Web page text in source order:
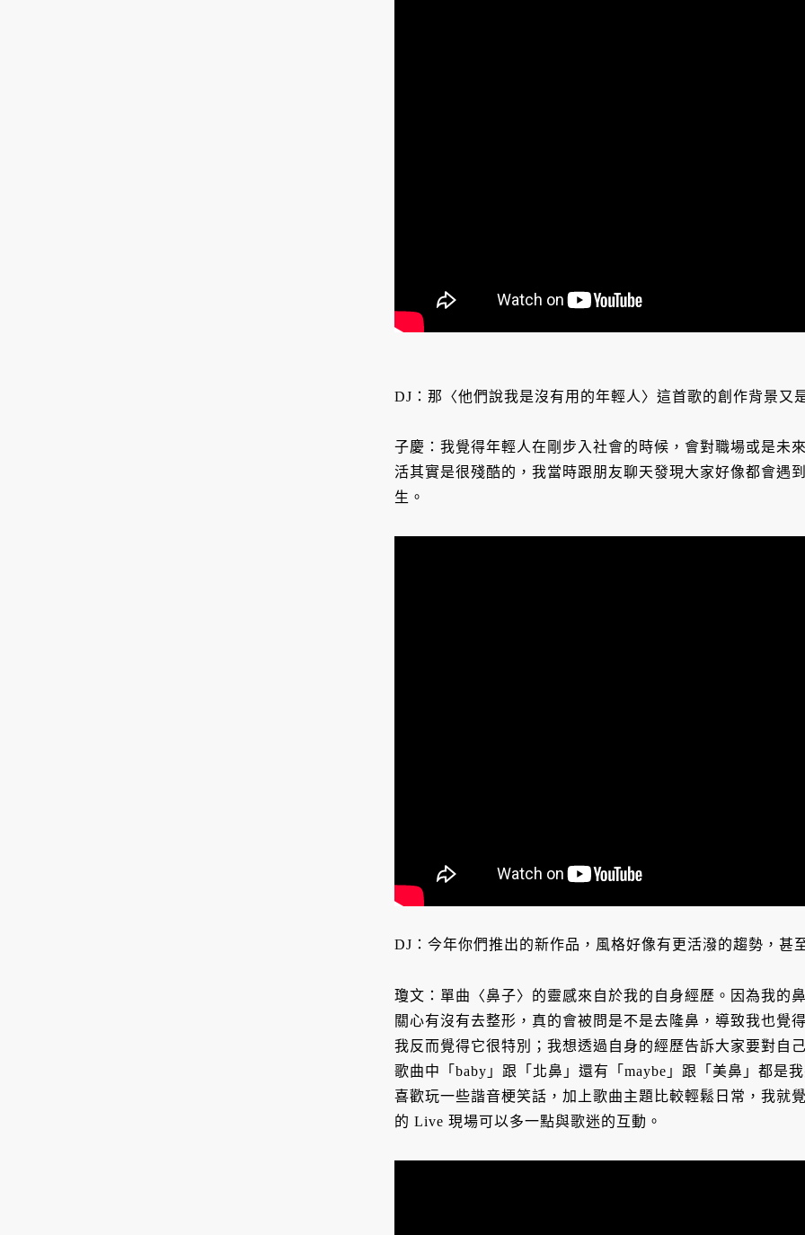
DJ：那〈他們說我是沒有用的年輕人〉這首歌的創作背景又
子慶：我覺得年輕人在剛步入社會的時候，會對職場或是未
活其實是很殘酷的，我當時跟朋友聊天發現大家好像都會遇
生。
DJ：今年你們推出的新作品，風格好像有更活潑的趨勢，甚
瓊文：單曲〈鼻子〉的靈感來自於我的自身經歷。因為我的
關心有沒有去整形，真的會被問是不是去隆鼻，導致我也覺
我反而覺得它很特別；我想透過自身的經歷告訴大家要對自
歌曲中「baby」跟「北鼻」還有「maybe」跟「美鼻」都是
喜歡玩一些諧音梗笑話，加上歌曲主題比較輕鬆日常，我就
的 Live 現場可以多一點與歌迷的互動。